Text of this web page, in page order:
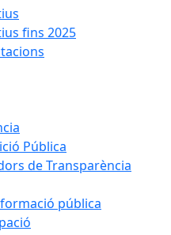
fins 2025
Pública
de Transparència
pública